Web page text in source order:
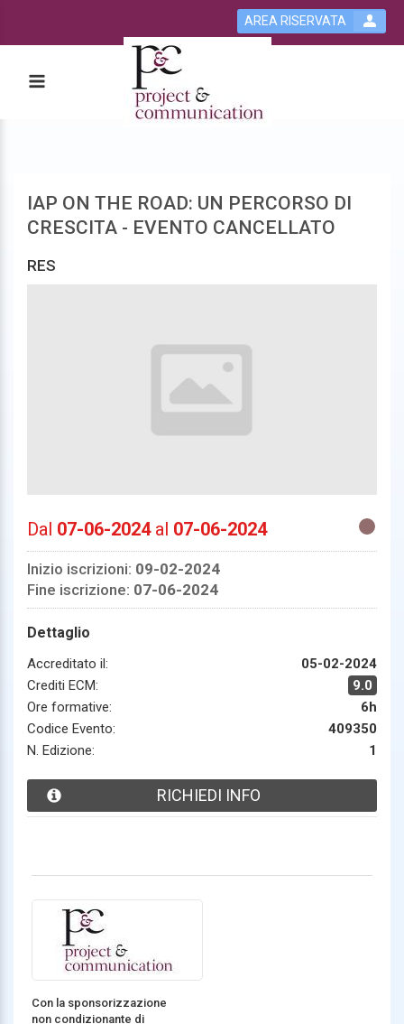
AREA RISERVATA
IAP ON THE ROAD: UN PERCORSO DI
CRESCITA - EVENTO CANCELLATO
RES
Dal 07-06-2024al 07-06-2024
Inizio iscrizioni: 09-02-2024
Fine iscrizione: 07-06-2024
Dettaglio
Accreditato il:
05-02-2024
Crediti ECM:
9.0
Ore formative:
6h
Codice Evento:
409350
N. Edizione:
1
RICHIEDI INFO
Con la sponsorizzazione
non condizionante di